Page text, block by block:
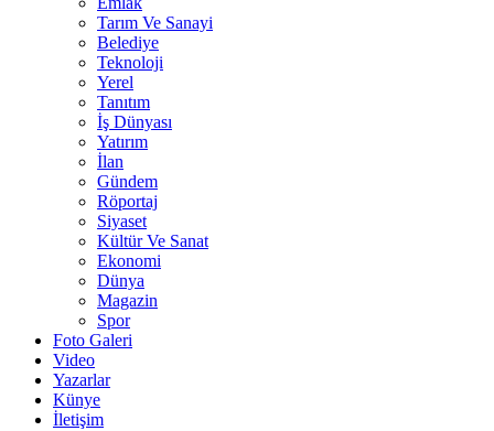
Tarım Ve Sanayi
Belediye
Teknoloji
Yerel
Tanıtım
İş Dünyası
Yatırım
İlan
Gündem
Röportaj
Siyaset
Kültür Ve Sanat
Ekonomi
Dünya
Magazin
Spor
Foto Galeri
Video
Yazarlar
Künye
İletişim